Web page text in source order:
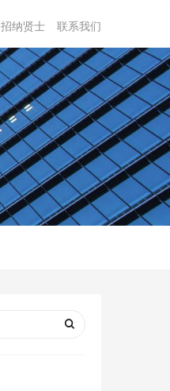
招纳贤士 联系我们